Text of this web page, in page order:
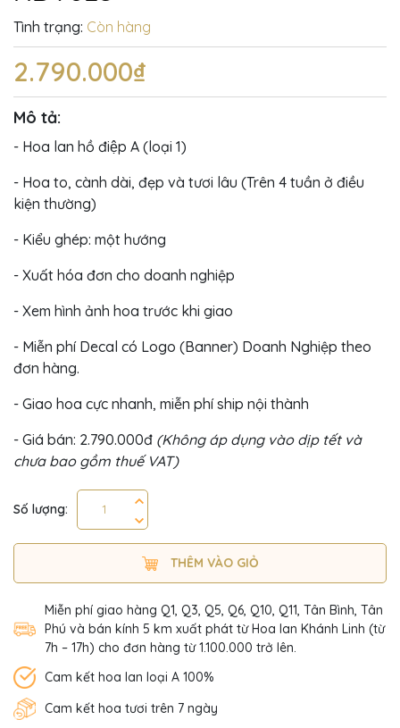
Tình trạng: Còn hàng
2.790.000₫
Mô tả:
- Hoa lan hồ điệp A (loại 1)
- Hoa to, cành dài, đẹp và tươi lâu (Trên 4 tuần ở điều
kiện thường)
- Kiểu ghép: một hướng
- Xuất hóa đơn cho doanh nghiệp
- Xem hình ảnh hoa trước khi giao
- Miễn phí Decal có Logo (Banner) Doanh Nghiệp theo
đơn hàng.
- Giao hoa cực nhanh, miễn phí ship nội thành
- Giá bán: 2.790.000đ (Không áp dụng vào dịp tết và
chưa bao gồm thuế VAT)
Số lượng:
THÊM VÀO GIỎ
Miễn phí giao hàng Q1, Q3, Q5, Q6, Q10, Q11, Tân Bình, Tân
Phú và bán kính 5 km xuất phát từ Hoa lan Khánh Linh (từ
7h – 17h) cho đơn hàng từ 1.100.000 trở lên.
Cam kết hoa lan loại A 100%
Cam kết hoa tươi trên 7 ngày